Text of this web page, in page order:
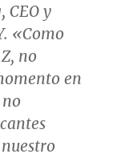
, CEO y
«Como
no
en